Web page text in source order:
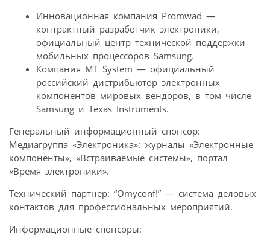
Инновационная компания Promwad —
контрактный разработчик электроники,
официальный центр технической поддержки
мобильных процессоров Samsung.
Компания MT System — официальный
российский дистрибьютор электронных
компонентов мировых вендоров, в том числе
Samsung и Texas Instruments.
Генеральный информационный спонсор:
Медиагруппа «Электроника»: журналы «Электронные
компоненты», «Встраиваемые системы», портал
«Время электроники».
Технический партнер: “Omyconf!” — система деловых
контактов для профессиональных мероприятий.
Информационные спонсоры: